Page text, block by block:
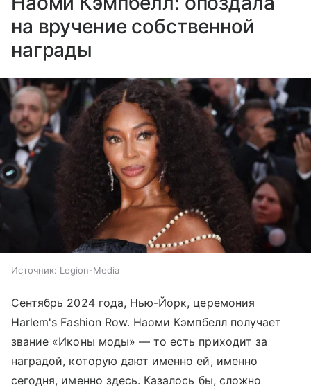
на вручение собственной
награды
Источник: Legion-Media
Сентябрь 2024 года, Нью-Йорк, церемония
Harlem's Fashion Row. Наоми Кэмпбелл получает
звание «Иконы моды» — то есть приходит за
наградой, которую дают именно ей, именно
сегодня, именно здесь. Казалось бы, сложно